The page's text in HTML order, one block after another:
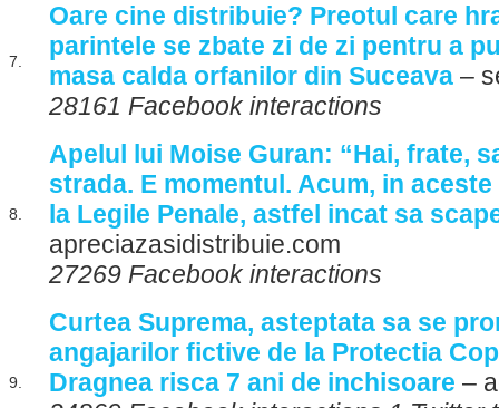
7.
Oare cine distribuie? Preotul care
parintele se zbate zi de zi pentru a
masa calda orfanilor din Suceava –
28161 Facebook interactions
8.
Apelul lui Moise Guran: “Hai, frate,
strada. E momentul. Acum, in
la Legile Penale, astfel incat sa
apreciazasidistribuie.com
27269 Facebook interactions
9.
Curtea Suprema, asteptata sa se
angajarilor fictive de la Protectia
Dragnea risca 7 ani de inchisoare –